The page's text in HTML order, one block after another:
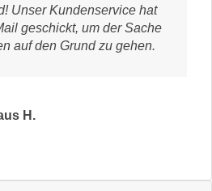
Unser Kundenservice hat
geschickt, um der Sache
auf den Grund zu gehen.
H.